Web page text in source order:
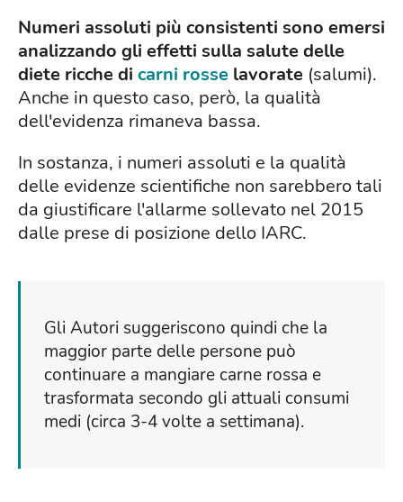
Numeri assoluti più consistenti sono emersi
analizzando gli effetti sulla salute delle
diete ricche di carni rosse lavorate (salumi).
Anche in questo caso, però, la qualità
dell'evidenza rimaneva bassa.
In sostanza, i numeri assoluti e la qualità
delle evidenze scientifiche non sarebbero tali
da giustificare l'allarme sollevato nel 2015
dalle prese di posizione dello IARC.
Gli Autori suggeriscono quindi che la
maggior parte delle persone può
continuare a mangiare carne rossa e
trasformata secondo gli attuali consumi
medi (circa 3-4 volte a settimana).